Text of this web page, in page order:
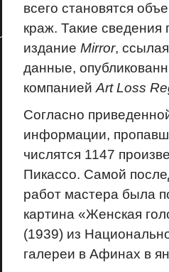
всего становятся
краж. Такие сведения
издание Mirror,
данные,
компанией Art Loss
Согласно
информации,
числятся 1147
Пикассо. Самой
работ мастера была
картина «Женская
(1939) из
галереи в Афинах в